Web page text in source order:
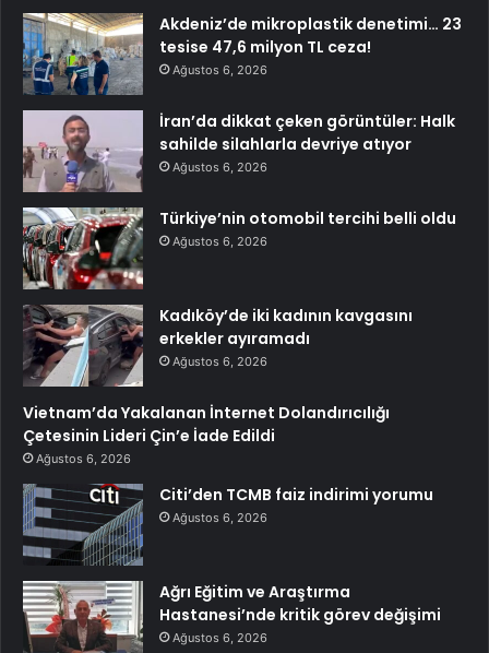
Akdeniz’de mikroplastik denetimi… 23
tesise 47,6 milyon TL ceza!
Ağustos 6, 2026
İran’da dikkat çeken görüntüler: Halk
sahilde silahlarla devriye atıyor
Ağustos 6, 2026
Türkiye’nin otomobil tercihi belli oldu
Ağustos 6, 2026
Kadıköy’de iki kadının kavgasını
erkekler ayıramadı
Ağustos 6, 2026
Vietnam’da Yakalanan İnternet Dolandırıcılığı
Çetesinin Lideri Çin’e İade Edildi
Ağustos 6, 2026
Citi’den TCMB faiz indirimi yorumu
Ağustos 6, 2026
Ağrı Eğitim ve Araştırma
Hastanesi’nde kritik görev değişimi
Ağustos 6, 2026